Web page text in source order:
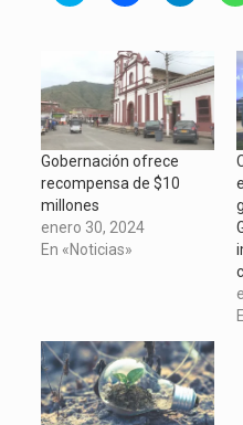
en
una
ventana
nueva)
Facebook
(Se
abre
en
una
ventana
nueva)
(Se
abre
en
una
nueva)
Gobernación ofrece
recompensa de $10
millones
enero 30, 2024
En «Noticias»